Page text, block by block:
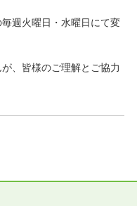
週火曜日・水曜日にて変
、皆様のご理解とご協力